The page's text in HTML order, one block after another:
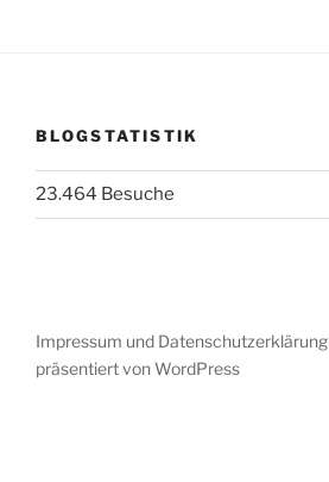
BLOGSTATISTIK
23.464 Besuche
Impressum und Datenschutzerklärung
präsentiert von WordPress